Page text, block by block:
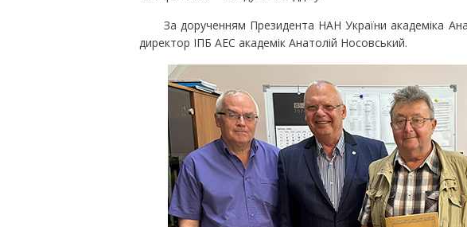
За дорученням Президента НАН України академіка
директор ІПБ АЕС академік Анатолій Носовський.